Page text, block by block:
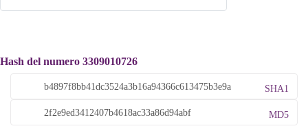
Hash del numero 3309010726
SHA1
MD5